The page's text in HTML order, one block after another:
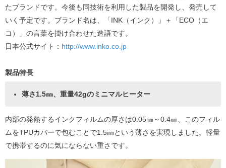
たブランドです。今後も同技術を利用した製品を開発し、発売して
いく予定です。ブランド名は、「INK（インク）」＋「ECO（エ
コ）」の言葉を掛け合わせた造語です。
日本公式サイト： http://www.inko.co.jp
製品特長
薄さ1.5㎜、重量42gのミニマルヒーター
内部の発熱するインクフィルムの厚さは0.05㎜～0.4㎜、このフィル
ムをTPUカバーで包むことで1.5㎜という薄さを実現しました。軽量
で携帯するのに気にならない重さです。